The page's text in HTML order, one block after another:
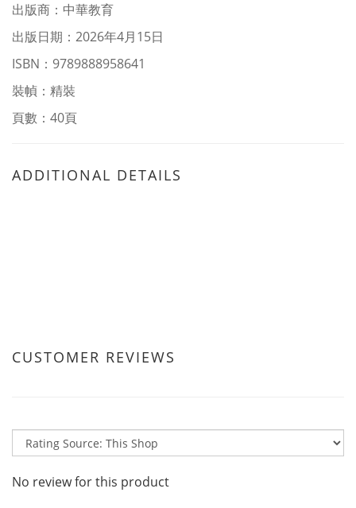
出版商：中華教育
出版日期：2026年4月15日
ISBN：9789888958641
裝幀：精裝
頁數：40頁
ADDITIONAL DETAILS
CUSTOMER REVIEWS
No review for this product